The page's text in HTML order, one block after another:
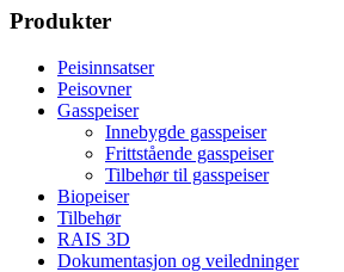
Produkter
Peisinnsatser
Peisovner
Gasspeiser
Innebygde gasspeiser
Frittstående gasspeiser
Tilbehør til gasspeiser
Biopeiser
Tilbehør
RAIS 3D
Dokumentasjon og veiledninger